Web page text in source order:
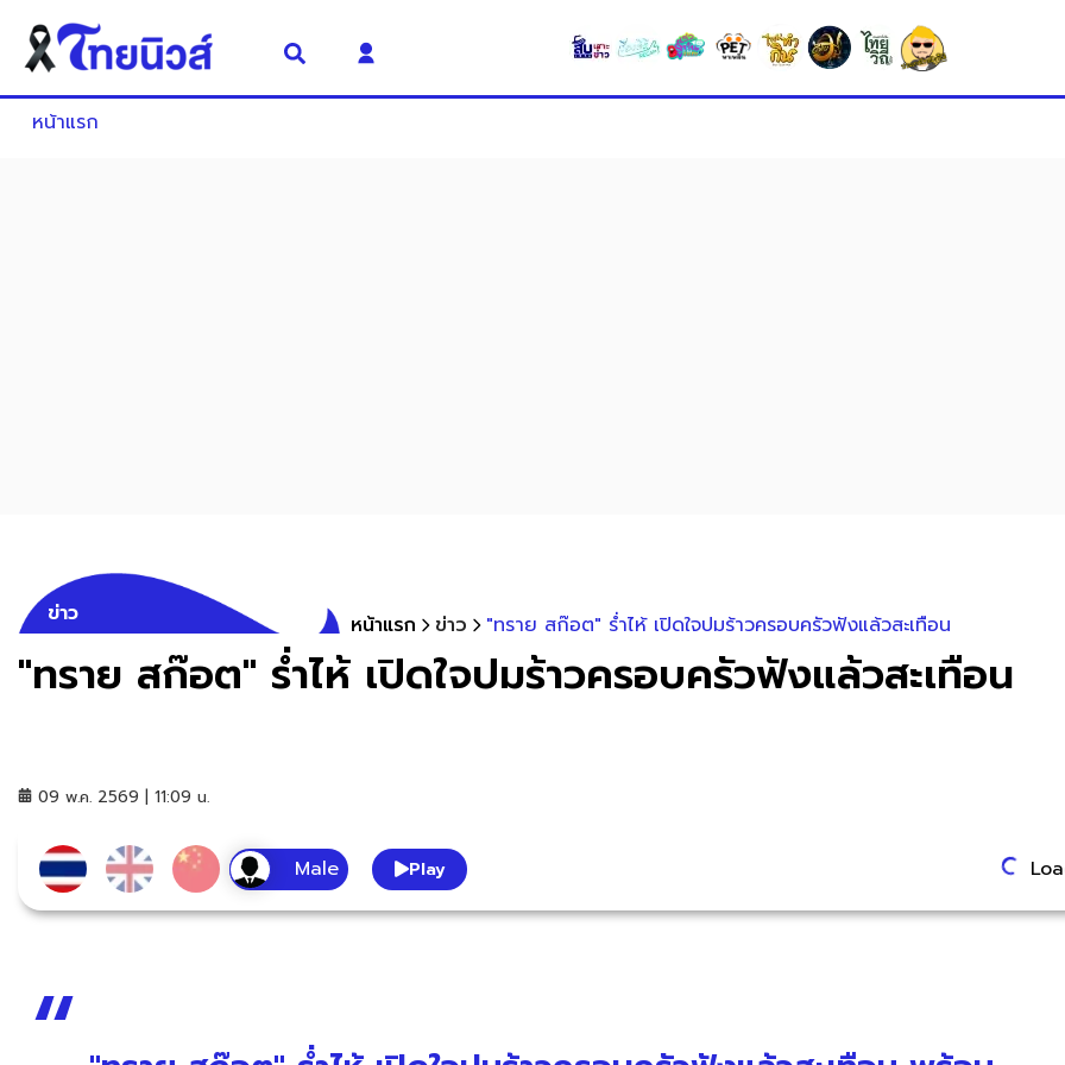
หน้าแรก
ข่าว หน้าแรก ข่าว "ทราย สก๊อต" ร่ำไห้ เปิดใจปมร้าวครอบครัวฟังแล้วสะเทือน
"ทราย สก๊อต" ร่ำไห้ เปิดใจปมร้าวครอบครัวฟังแล้วสะเทือน
09 พ.ค. 2569 | 11:09 น.
Play